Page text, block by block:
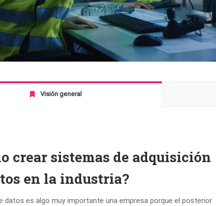
Visión general
crear sistemas de adquisición
en la industria?
datos es algo muy importante una empresa porque el posterior